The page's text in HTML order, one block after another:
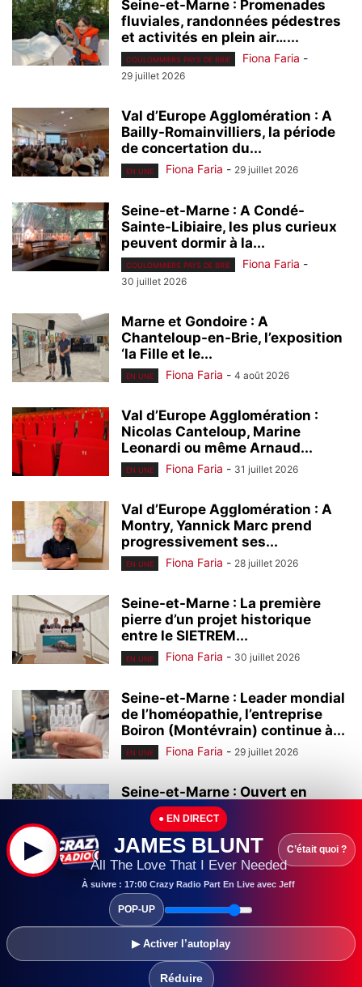
Seine-et-Marne : Promenades
fluviales, randonnées pédestres
et activités en plein air…...
COULOMMIERS PAYS DE BRIE Fiona Faria -
29 juillet 2026
Val d’Europe Agglomération : A
Bailly-Romainvilliers, la période
de concertation du...
EN UNE Fiona Faria - 29 juillet 2026
Seine-et-Marne : A Condé-
Sainte-Libiaire, les plus curieux
peuvent dormir à la...
COULOMMIERS PAYS DE BRIE Fiona Faria -
30 juillet 2026
Marne et Gondoire : A
Chanteloup-en-Brie, l’exposition
‘la Fille et le...
EN UNE Fiona Faria - 4 août 2026
Val d’Europe Agglomération :
Nicolas Canteloup, Marine
Leonardi ou même Arnaud...
EN UNE Fiona Faria - 31 juillet 2026
Val d’Europe Agglomération : A
Montry, Yannick Marc prend
progressivement ses...
EN UNE Fiona Faria - 28 juillet 2026
Seine-et-Marne : La première
pierre d’un projet historique
entre le SIETREM...
EN UNE Fiona Faria - 30 juillet 2026
Seine-et-Marne : Leader mondial
de l’homéopathie, l’entreprise
Boiron (Montévrain) continue à...
EN UNE Fiona Faria - 29 juillet 2026
Seine-et-Marne : Ouvert en
2000, le centre commercial Val
d’Europe continue...
EN UNE Fiona Faria - 28 juillet 2026
Seine-et-Marne :
L’universitarisation du Grand
Hôpital de l’Est Francilien (GHEF)
▶
● EN DIRECT
JAMES BLUNT
All The Love That I Ever Needed
À suivre : 17:00 Crazy Radio Part En Live avec Jeff
▶ Activer l’autoplay
Réduire
C’était quoi ?
POP-UP